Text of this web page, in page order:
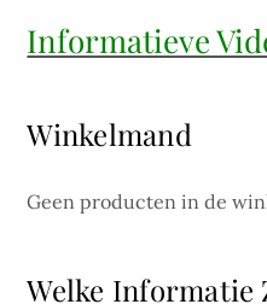
Informatieve
Winkelmand
Geen producten in de
Welke Informatie